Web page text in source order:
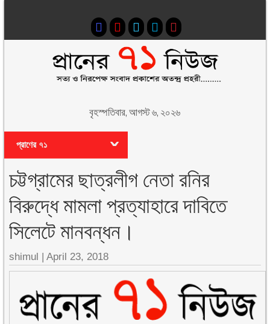
বৃহস্পতিবার, আগস্ট ৬, ২০২৬
প্রাণের ৭১
চট্টগ্রামের ছাত্রলীগ নেতা রনির
বিরুদ্ধে মামলা প্রত্যাহারে দাবিতে
সিলেটে মানবন্ধন।
shimul |April 23, 2018